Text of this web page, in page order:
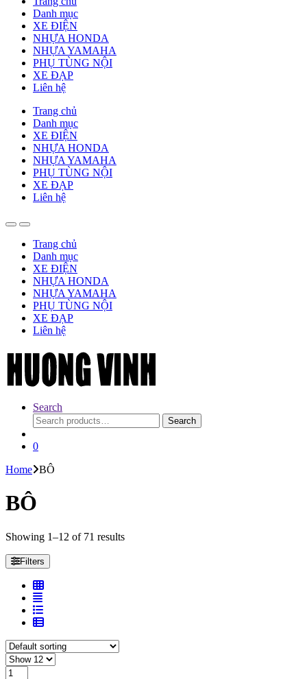
Danh mục
XE ĐIỆN
NHỰA HONDA
NHỰA YAMAHA
PHỤ TÙNG NỘI
XE ĐẠP
Liên hệ
Trang chủ
Danh mục
XE ĐIỆN
NHỰA HONDA
NHỰA YAMAHA
PHỤ TÙNG NỘI
XE ĐẠP
Liên hệ
Trang chủ
Danh mục
XE ĐIỆN
NHỰA HONDA
NHỰA YAMAHA
PHỤ TÙNG NỘI
XE ĐẠP
Liên hệ
Search
Search
for:
Search
0
Home BÔ
BÔ
Showing 1–12 of 71 results
Filters